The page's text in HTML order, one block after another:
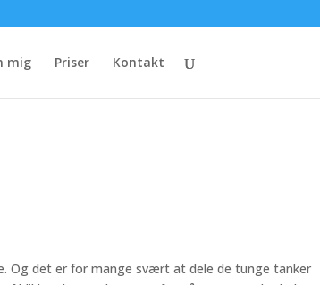
mig Priser Kontakt
Og det er for mange svært at dele de tunge tanker